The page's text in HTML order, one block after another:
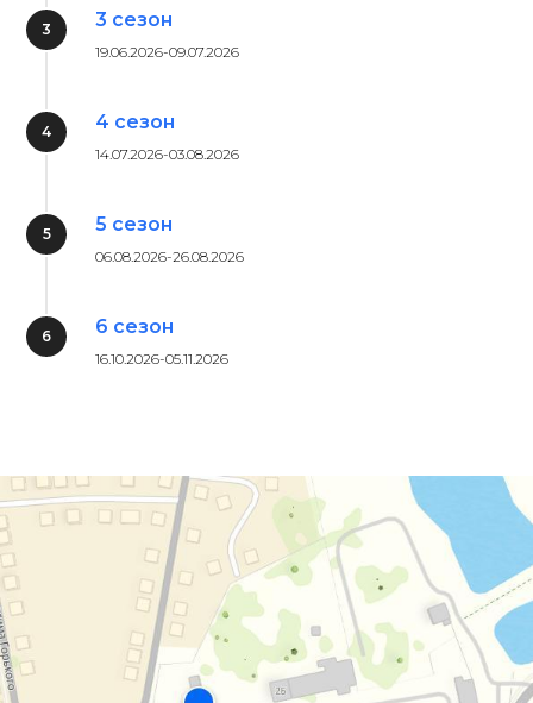
3 сезон
19.06.2026-09.07.2026
4 сезон
14.07.2026-03.08.2026
5 сезон
06.08.2026-26.08.2026
6 сезон
16.10.2026-05.11.2026